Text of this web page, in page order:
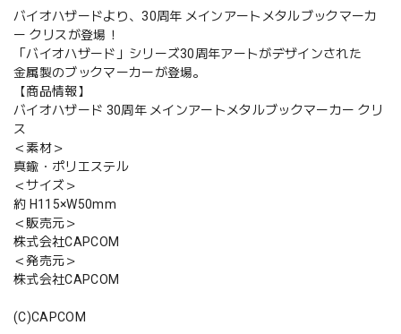
バイオハザードより、30周年 メインアートメタルブックマーカ
ー クリスが登場！
「バイオハザード」シリーズ30周年アートがデザインされた
金属製のブックマーカーが登場。
【商品情報】
バイオハザード 30周年 メインアートメタルブックマーカー クリ
ス
＜素材＞
真鍮・ポリエステル
＜サイズ＞
約 H115×W50mm
＜販売元＞
株式会社CAPCOM
＜発売元＞
株式会社CAPCOM
(C)CAPCOM